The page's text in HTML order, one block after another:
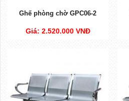
Ghế phòng chờ GPC06-2
Giá: 2.520.000 VNĐ